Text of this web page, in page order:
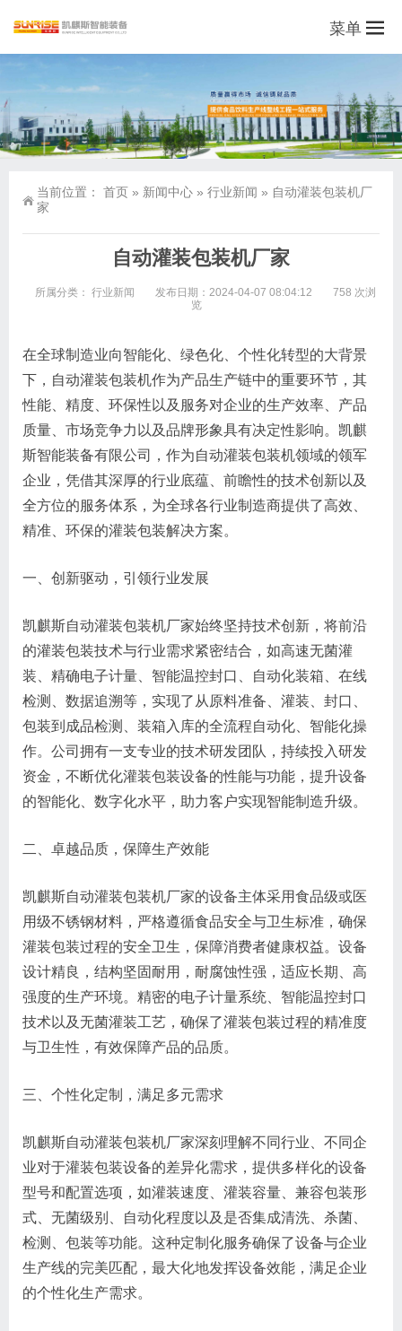
菜单
当前位置： 首页 » 新闻中心 » 行业新闻 » 自动灌装包装机厂
家
自动灌装包装机厂家
所属分类： 行业新闻 发布日期：2024-04-07 08:04:12
758 次浏
览
在全球制造业向智能化、绿色化、个性化转型的大背景
下，自动灌装包装机作为产品生产链中的重要环节，其
性能、精度、环保性以及服务对企业的生产效率、产品
质量、市场竞争力以及品牌形象具有决定性影响。凯麒
斯智能装备有限公司，作为自动灌装包装机领域的领军
企业，凭借其深厚的行业底蕴、前瞻性的技术创新以及
全方位的服务体系，为全球各行业制造商提供了高效、
精准、环保的灌装包装解决方案。
一、创新驱动，引领行业发展
凯麒斯自动灌装包装机厂家始终坚持技术创新，将前沿
的灌装包装技术与行业需求紧密结合，如高速无菌灌
装、精确电子计量、智能温控封口、自动化装箱、在线
检测、数据追溯等，实现了从原料准备、灌装、封口、
包装到成品检测、装箱入库的全流程自动化、智能化操
作。公司拥有一支专业的技术研发团队，持续投入研发
资金，不断优化灌装包装设备的性能与功能，提升设备
的智能化、数字化水平，助力客户实现智能制造升级。
二、卓越品质，保障生产效能
凯麒斯自动灌装包装机厂家的设备主体采用食品级或医
用级不锈钢材料，严格遵循食品安全与卫生标准，确保
灌装包装过程的安全卫生，保障消费者健康权益。设备
设计精良，结构坚固耐用，耐腐蚀性强，适应长期、高
强度的生产环境。精密的电子计量系统、智能温控封口
技术以及无菌灌装工艺，确保了灌装包装过程的精准度
与卫生性，有效保障产品的品质。
三、个性化定制，满足多元需求
凯麒斯自动灌装包装机厂家深刻理解不同行业、不同企
业对于灌装包装设备的差异化需求，提供多样化的设备
型号和配置选项，如灌装速度、灌装容量、兼容包装形
式、无菌级别、自动化程度以及是否集成清洗、杀菌、
检测、包装等功能。这种定制化服务确保了设备与企业
生产线的完美匹配，最大化地发挥设备效能，满足企业
的个性化生产需求。